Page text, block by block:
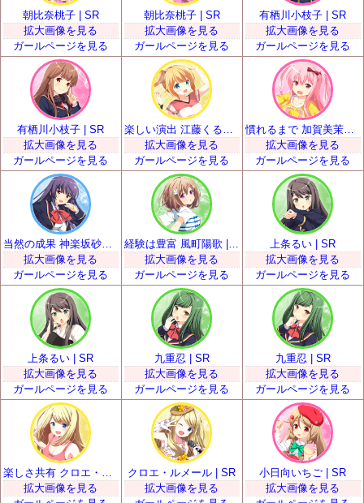
朝比奈桃子 | SR
拡大画像を見る
ガールページを見る
朝比奈桃子 | SR
拡大画像を見る
ガールページを見る
有栖川小枝子 | SR
拡大画像を見る
ガールページを見る
有栖川小枝子 | SR
拡大画像を見る
ガールページを見る
拡大画像を見る
ガールページを見る
慣れるまで 加賀美茉莉 | SR
拡大画像を見る
ガールページを見る
拡大画像を見る
ガールページを見る
経験は豊富 風町陽歌 | SR
拡大画像を見る
ガールページを見る
上条るい | SR
拡大画像を見る
ガールページを見る
上条るい | SR
拡大画像を見る
ガールページを見る
九重忍 | SR
拡大画像を見る
ガールページを見る
九重忍 | SR
拡大画像を見る
ガールページを見る
拡大画像を見る
クロエ・ルメール | SR
拡大画像を見る
小日向いちご | SR
拡大画像を見る